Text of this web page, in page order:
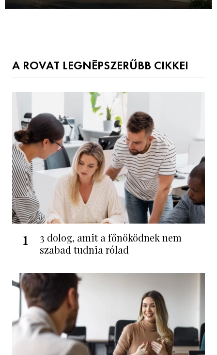
A ROVAT LEGNÉPSZERŰBB CIKKEI
1
3 dolog, amit a főnöködnek nem
szabad tudnia rólad